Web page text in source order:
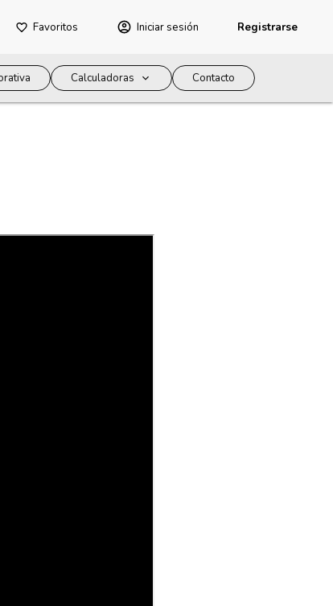
Favoritos Iniciar sesión Registrarse
Calculadoras Contacto